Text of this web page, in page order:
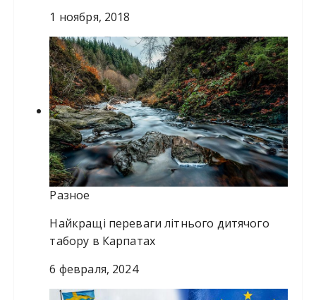
1 ноября, 2018
Разное
Найкращі переваги літнього дитячого
табору в Карпатах
6 февраля, 2024